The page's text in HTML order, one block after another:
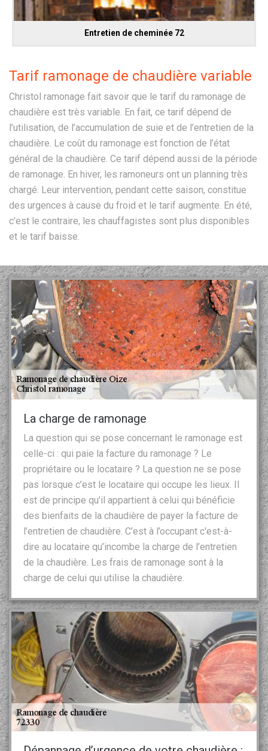
Entretien de cheminée 72
Tarif ramonage de chaudière variable
Christol ramonage fait savoir que le tarif du ramonage de
chaudière est très variable. En fait, ce tarif dépend de
l’utilisation, de l’accumulation de suie et de l’entretien de la
chaudière. Le coût du ramonage est fonction de l’état
général de la chaudière. Ce tarif dépend aussi de la période
de ramonage. En hiver, les ramoneurs ont un planning très
chargé. Leur intervention, pendant cette saison, constitue
des urgences à cause du froid et le tarif augmente. En été,
c’est le contraire, les chauffagistes sont plus disponibles
et le tarif baisse.
La charge de ramonage
La question qui se pose concernant le ramonage est
celle-ci : qui paie la facture du ramonage ? Le
propriétaire ou le locataire ? La question ne se pose
pas lorsque c’est le locataire qui occupe les lieux. Il
est de principe qu’il appartient à celui qui bénéficie
des bienfaits de la chaudière de payer la facture de
l’entretien de chaudière. C’est à l’occupant c'est-à-
dire au locataire qu’incombe la charge de l’entretien
de la chaudière. Les frais de ramonage sont à la
charge de celui qui utilise la chaudière.